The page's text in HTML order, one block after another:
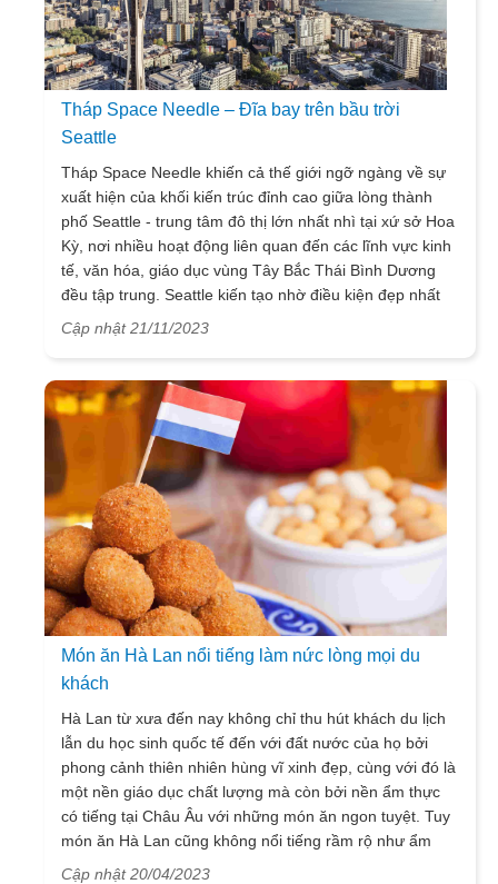
Tháp Space Needle – Đĩa bay trên bầu trời
Seattle
Tháp Space Needle khiến cả thế giới ngỡ ngàng về sự
xuất hiện của khối kiến trúc đỉnh cao giữa lòng thành
phố Seattle - trung tâm đô thị lớn nhất nhì tại xứ sở Hoa
Kỳ, nơi nhiều hoạt động liên quan đến các lĩnh vực kinh
tế, văn hóa, giáo dục vùng Tây Bắc Thái Bình Dương
đều tập trung. Seattle kiến tạo nhờ điều kiện đẹp nhất
của địa hình, thời tiết và khí hậu với nhiều thắng cảnh
xuất sắc trong đó không thể bỏ qua tháp Space Needle
sẽ khiến bạn kinh ngạc. VietSense Travel hân hạnh
mang đến bạn những nội dung chi tiết về điểm đến siêu
Cập nhật 21/11/2023
Món ăn Hà Lan nổi tiếng làm nức lòng mọi du
khách
Hà Lan từ xưa đến nay không chỉ thu hút khách du lịch
lẫn du học sinh quốc tế đến với đất nước của họ bởi
phong cảnh thiên nhiên hùng vĩ xinh đẹp, cùng với đó là
một nền giáo dục chất lượng mà còn bởi nền ẩm thực
có tiếng tại Châu Âu với những món ăn ngon tuyệt. Tuy
món ăn Hà Lan cũng không nổi tiếng rầm rộ như ẩm
thực Ý hay Pháp, nhưng nền ẩm thực tại Xứ sở hoa
Cập nhật 20/04/2023